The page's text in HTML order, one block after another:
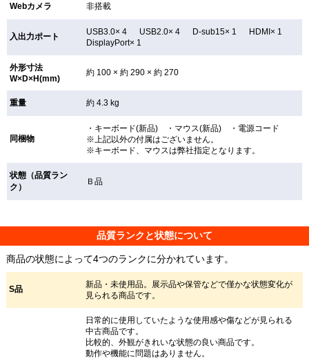
Webカメラ 非搭載
入出力ポート
USB3.0× 4 USB2.0× 4 D-sub15× 1 HDMI× 1
DisplayPort× 1
外形寸法
W×D×H(mm)
約 100 × 約 290 × 約 270
重量 約 4.3 kg
同梱物
・キーボード(新品) ・マウス(新品) ・電源コード
※上記以外の付属はございません。
※キーボード、マウスは弊社指定となります。
状態（品質ラン
ク）
Ｂ品
品質ランクと状態について
商品の状態によって4つのランクに分かれています。
S品
新品・未使用品。展示品や保管などで僅かな状態変化が
見られる商品です。
日常的に使用していたような使用感や傷などが見られる
中古商品です。
比較的、外観がきれいな状態の良い商品です。
動作や機能に問題はありません。